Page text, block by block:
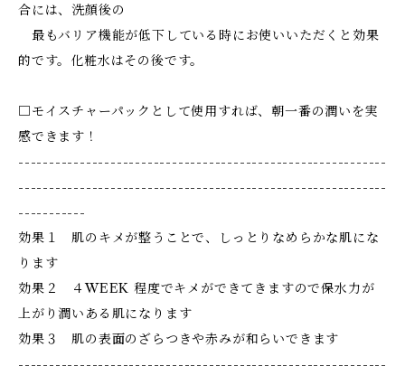
合には、洗顔後の
最もバリア機能が低下している時にお使いいただくと効果
的です。化粧水はその後です。
□モイスチャーパックとして使用すれば、朝一番の潤いを実
感できます！
------------------------------------------------------------
------------------------------------------------------------
-----------
効果１ 肌のキメが整うことで、しっとりなめらかな肌にな
ります
効果２ ４WEEK 程度でキメができてきますので保水力が
上がり潤いある肌になります
効果３ 肌の表面のざらつきや赤みが和らいできます
------------------------------------------------------------